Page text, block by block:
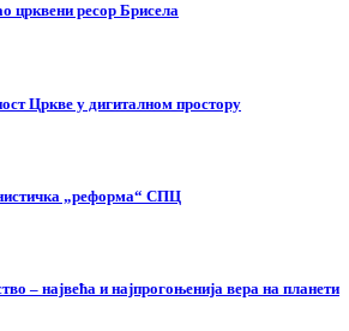
црквени ресор Брисела
Цркве у дигиталном простору
„реформа“ СПЦ
– највећа и најпрогоњенија вера на планети